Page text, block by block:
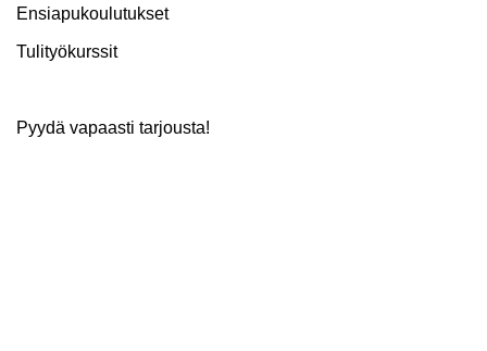
Ensiapukoulutukset
Tulityökurssit
Pyydä vapaasti tarjousta!